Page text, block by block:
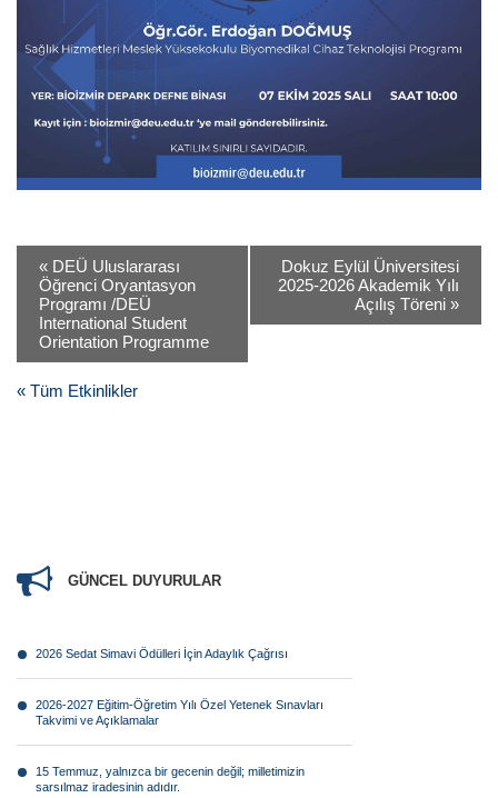
« DEÜ Uluslararası
Öğrenci Oryantasyon
Programı /DEÜ
International Student
Orientation Programme
Dokuz Eylül Üniversitesi
2025-2026 Akademik Yılı
Açılış Töreni »
« Tüm Etkinlikler
GÜNCEL DUYURULAR
2026 Sedat Simavi Ödülleri İçin Adaylık Çağrısı
2026-2027 Eğitim-Öğretim Yılı Özel Yetenek Sınavları
Takvimi ve Açıklamalar
15 Temmuz, yalnızca bir gecenin değil; milletimizin
sarsılmaz iradesinin adıdır.